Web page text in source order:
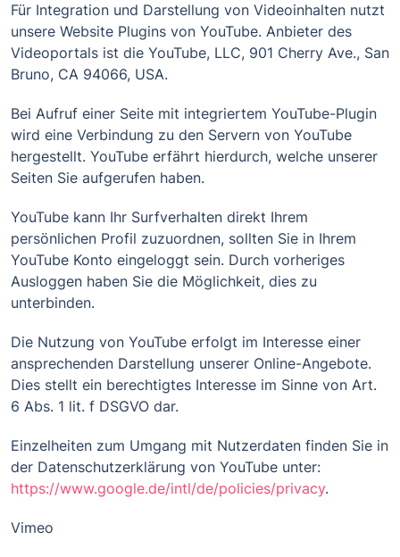
Für Integration und Darstellung von Videoinhalten nutzt
unsere Website Plugins von YouTube. Anbieter des
Videoportals ist die YouTube, LLC, 901 Cherry Ave., San
Bruno, CA 94066, USA.
Bei Aufruf einer Seite mit integriertem YouTube-Plugin
wird eine Verbindung zu den Servern von YouTube
hergestellt. YouTube erfährt hierdurch, welche unserer
Seiten Sie aufgerufen haben.
YouTube kann Ihr Surfverhalten direkt Ihrem
persönlichen Profil zuzuordnen, sollten Sie in Ihrem
YouTube Konto eingeloggt sein. Durch vorheriges
Ausloggen haben Sie die Möglichkeit, dies zu
unterbinden.
Die Nutzung von YouTube erfolgt im Interesse einer
ansprechenden Darstellung unserer Online-Angebote.
Dies stellt ein berechtigtes Interesse im Sinne von Art.
6 Abs. 1 lit. f DSGVO dar.
Einzelheiten zum Umgang mit Nutzerdaten finden Sie in
der Datenschutzerklärung von YouTube unter:
https://www.google.de/intl/de/policies/privacy.
Vimeo